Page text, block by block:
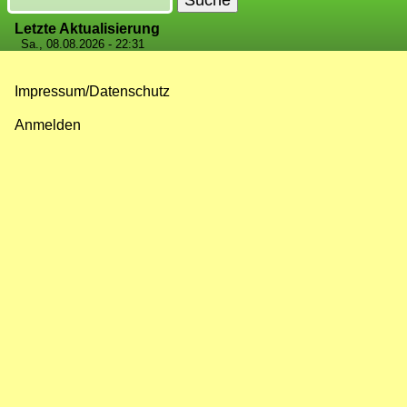
Letzte Aktualisierung
Sa., 08.08.2026 - 22:31
Impressum/Datenschutz
Anmelden